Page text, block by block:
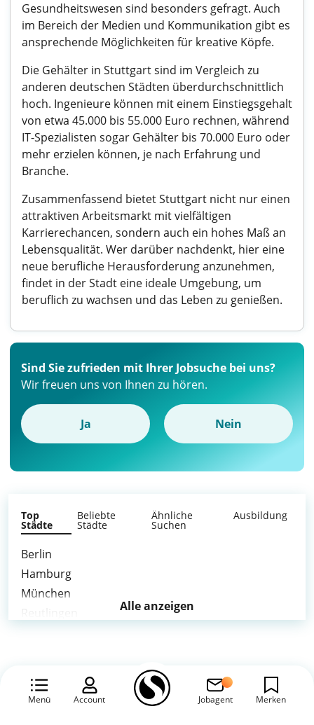
Gesundheitswesen sind besonders gefragt. Auch
im Bereich der Medien und Kommunikation gibt es
ansprechende Möglichkeiten für kreative Köpfe.
Die Gehälter in Stuttgart sind im Vergleich zu
anderen deutschen Städten überdurchschnittlich
hoch. Ingenieure können mit einem Einstiegsgehalt
von etwa 45.000 bis 55.000 Euro rechnen, während
IT-Spezialisten sogar Gehälter bis 70.000 Euro oder
mehr erzielen können, je nach Erfahrung und
Branche.
Zusammenfassend bietet Stuttgart nicht nur einen
attraktiven Arbeitsmarkt mit vielfältigen
Karrierechancen, sondern auch ein hohes Maß an
Lebensqualität. Wer darüber nachdenkt, hier eine
neue berufliche Herausforderung anzunehmen,
findet in der Stadt eine ideale Umgebung, um
beruflich zu wachsen und das Leben zu genießen.
Menü Account Jobagent Merken
Sind Sie zufrieden mit Ihrer Jobsuche bei uns?
Wir freuen uns von Ihnen zu hören.
Ja Nein
Top
Städte
Beliebte
Städte
Ähnliche
Suchen
Ausbildung
Berlin
Hamburg
München
Alle anzeigen